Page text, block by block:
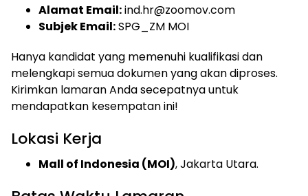
Alamat Email:ind.hr@zoomov.com
Subjek Email:SPG_ZM MOI
Hanya kandidat yang memenuhi kualifikasi dan
melengkapi semua dokumen yang akan diproses.
Kirimkan lamaran Anda secepatnya untuk
mendapatkan kesempatan ini!
Lokasi Kerja
Mall of Indonesia (MOI), Jakarta Utara.